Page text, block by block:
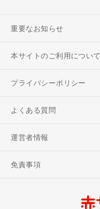
重要なお知らせ
本サイトのご利用について
プライバシーポリシー
よくある質問
運営者情報
免責事項